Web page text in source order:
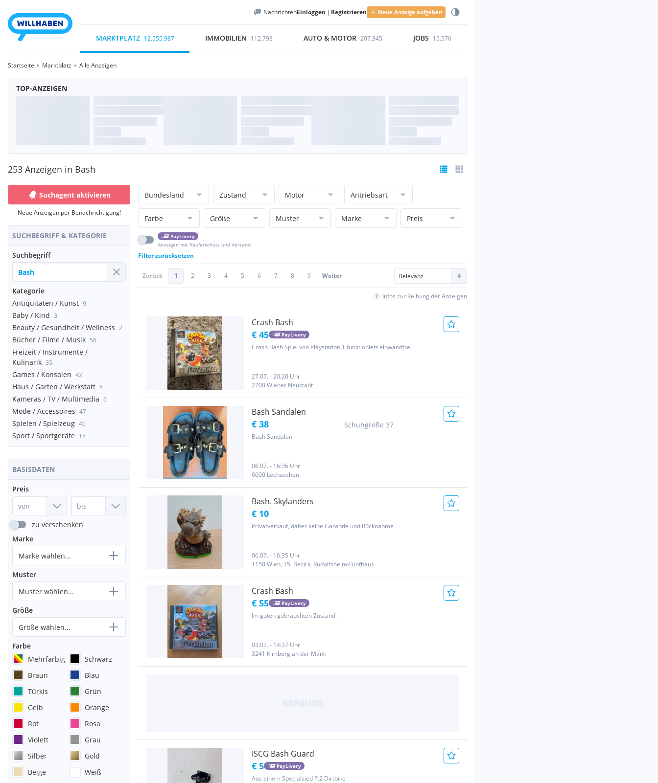
NachrichtenEinloggen | Registrieren Neue Anzeige aufgeben
MARKTPLATZ 12.555.987 IMMOBILIEN 112.793 AUTO & MOTOR 207.345 JOBS 15.576
Startseite Marktplatz Alle Anzeigen
TOP-ANZEIGEN
253 Anzeigen in Bash
Suchagent aktivieren
Neue Anzeigen per Benachrichtigung!
SUCHBEGRIFF & KATEGORIE
Suchbegriff
Kategorie
Antiquitäten / Kunst 9
Baby / Kind 3
Beauty / Gesundheit / Wellness 2
Bücher / Filme / Musik 56
Freizeit / Instrumente /
Kulinarik 35
Games / Konsolen 42
Haus / Garten / Werkstatt 6
Kameras / TV / Multimedia 6
Mode / Accessoires 47
Spielen / Spielzeug 40
Sport / Sportgeräte 15
BASISDATEN
Preis
zu verschenken
Marke
Marke wählen...
Muster
Muster wählen...
Größe
Größe wählen...
Farbe
Mehrfarbig
Schwarz
Braun
Blau
Türkis
Grün
Gelb
Orange
Rot
Rosa
Violett
Grau
Silber
Gold
Beige
Weiß
Bundesland Zustand Motor Antriebsart
Farbe Größe Muster Marke Preis
PayLivery
Anzeigen mit Käuferschutz und Versand
Filter zurücksetzen
Zurück 1 2 3 4 5 6 7 8 9 Weiter
Infos zur Reihung der Anzeigen
Crash Bash
€ 45 PayLivery
Crash Bash Spiel von Playstation 1 funktioniert einwandfrei
27.07. - 20:20 Uhr
2700 Wiener Neustadt
Bash Sandalen
€ 38 Schuhgröße 37
Bash Sandalen
06.07. - 16:36 Uhr
6600 Lechaschau
Bash. Skylanders
€ 10
Privatverkauf, daher keine Garantie und Rücknahme
06.07. - 16:35 Uhr
1150 Wien, 15. Bezirk, Rudolfsheim-Fünfhaus
Crash Bash
€ 55 PayLivery
Im guten gebrauchten Zustand.
03.07. - 14:37 Uhr
3241 Kirnberg an der Mank
ISCG Bash Guard
€ 5 PayLivery
Aus einem Specialzied P.2 Dirtbike